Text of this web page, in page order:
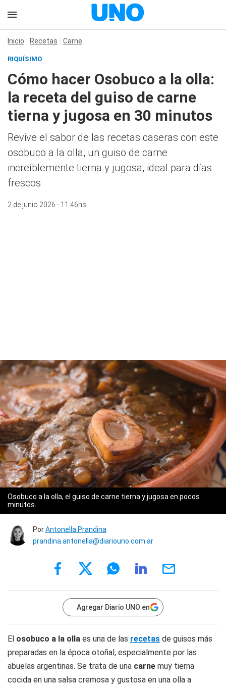
Inicio Recetas Carne
RIQUÍSIMO
Cómo hacer Osobuco a la olla:
la receta del guiso de carne
tierna y jugosa en 30 minutos
Revive el sabor de las recetas caseras con este
osobuco a la olla, un guiso de carne
increíblemente tierna y jugosa, ideal para días
frescos
2 de junio 2026 - 11:46hs
Osobuco a la olla, el guiso de carne tierna y jugosa en pocos
minutos.
PorAntonella Prandina
prandina.antonella@diariouno.com.ar
Agregar Diario UNO en
El osobuco a la olla es una de las recetas de guisos más
preparadas en la época otoñal, especialmente por las
abuelas argentinas. Se trata de una carne muy tierna
cocida en una salsa cremosa y gustosa en una olla a